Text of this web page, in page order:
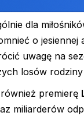
dla
o
uwagę na
losów
premierę
miliarderów